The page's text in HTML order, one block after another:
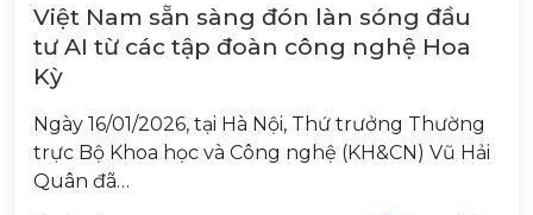
Việt Nam sẵn sàng đón làn sóng đầu
tư AI từ các tập đoàn công nghệ Hoa
Kỳ
Ngày 16/01/2026, tại Hà Nội, Thứ trưởng Thường
trực Bộ Khoa học và Công nghệ (KH&CN) Vũ Hải
Quân đã…